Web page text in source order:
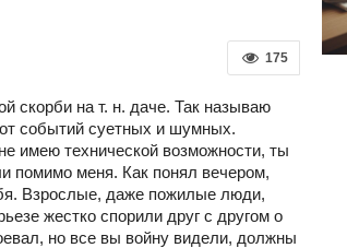
175
на т. н. даче. Так называю
событий суетных и шумных.
имею технической возможности, ты
помимо меня. Как понял вечером,
Взрослые, даже пожилые люди,
жестко спорили друг с другом о
но все вы войну видели, должны